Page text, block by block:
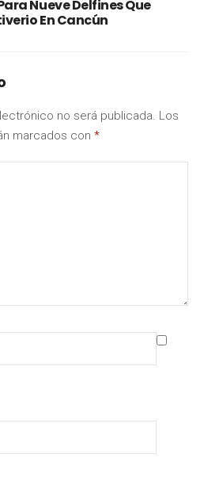
Nueve Delfines Que
En Cancún
no será publicada. Los
marcados con *